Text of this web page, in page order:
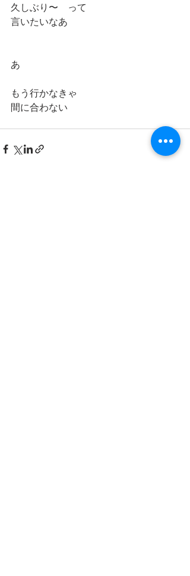
久しぶり〜　って
言いたいなあ
あ
もう行かなきゃ
間に合わない